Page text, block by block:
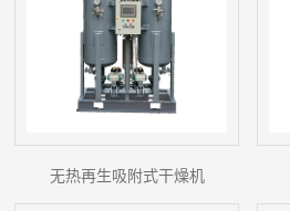
无热再生吸附式干燥机